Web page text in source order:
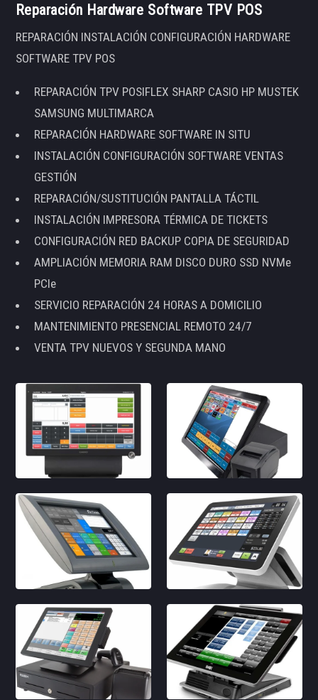
Reparación Hardware Software TPV POS
REPARACIÓN INSTALACIÓN CONFIGURACIÓN HARDWARE
SOFTWARE TPV POS
REPARACIÓN TPV POSIFLEX SHARP CASIO HP MUSTEK
SAMSUNG MULTIMARCA
REPARACIÓN HARDWARE SOFTWARE IN SITU
INSTALACIÓN CONFIGURACIÓN SOFTWARE VENTAS
GESTIÓN
REPARACIÓN/SUSTITUCIÓN PANTALLA TÁCTIL
INSTALACIÓN IMPRESORA TÉRMICA DE TICKETS
CONFIGURACIÓN RED BACKUP COPIA DE SEGURIDAD
AMPLIACIÓN MEMORIA RAM DISCO DURO SSD NVMe
PCIe
SERVICIO REPARACIÓN 24 HORAS A DOMICILIO
MANTENIMIENTO PRESENCIAL REMOTO 24/7
VENTA TPV NUEVOS Y SEGUNDA MANO